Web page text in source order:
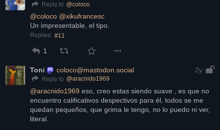
Reply to @coloco
@coloco @xikufrancesc
Un impresentable, el tipo.
Replies: #11
1
Toni coloco@mastodon.social 2y
Reply to @aracnido1969
@aracnido1969 eso, creo estas siendo suave , es que no
encuentro calificativos despectivos para él, todos se me
quedan pequeños, que grima le tengo, no lo puedo ni ver,
literal.